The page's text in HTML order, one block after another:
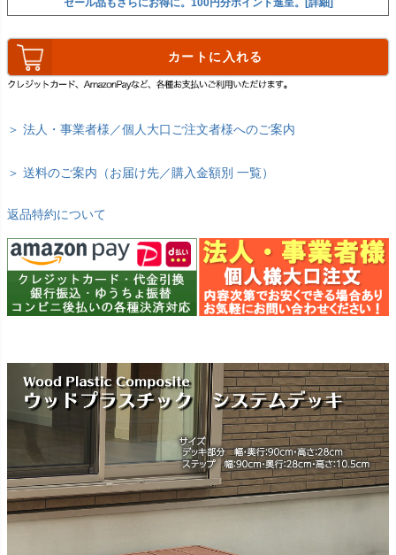
カートに入れる
＞ 法人・事業者様／個人大口ご注文者様へのご案内
＞ 送料のご案内（お届け先／購入金額別 一覧）
返品特約について